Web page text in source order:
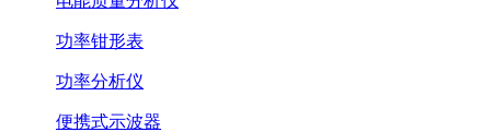
功率钳形表
功率分析仪
便携式示波器